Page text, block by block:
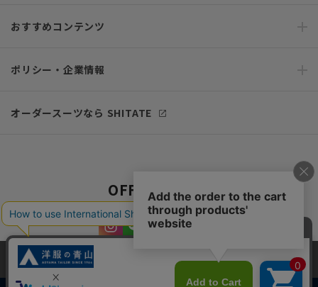
おすすめコンテンツ
ポリシー・企業情報
オーダースーツなら SHITATE
OFFICIAL SNS
当サイトでは、快適な閲覧体験とコンテンツ改善のためにCookieを使用